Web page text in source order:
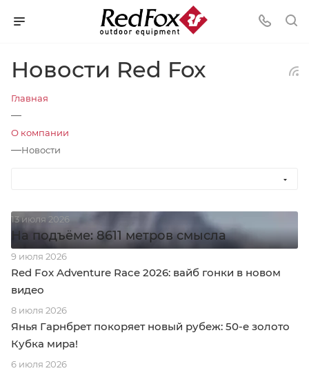
Новости Red Fox
Главная
—
О компании
—Новости
13 июля 2026
На подъёме: 8611 метров смысла
9 июля 2026
Red Fox Adventure Race 2026: вайб гонки в новом
видео
8 июля 2026
Янья Гарнбрет покоряет новый рубеж: 50-е золото
Кубка мира!
6 июля 2026